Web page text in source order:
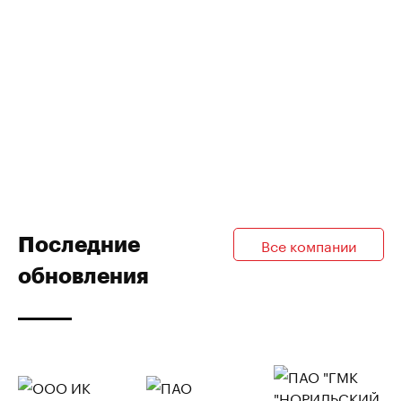
Последние
обновления
Все компании